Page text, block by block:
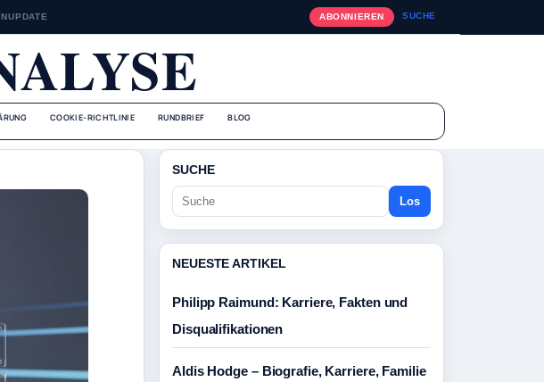
ABONNIEREN SUCHE
COOKIE-RICHTLINIE RUNDBRIEF BLOG
SUCHE
Los
NEUESTE ARTIKEL
Philipp Raimund: Karriere, Fakten und
Disqualifikationen
Aldis Hodge – Biografie, Karriere, Familie